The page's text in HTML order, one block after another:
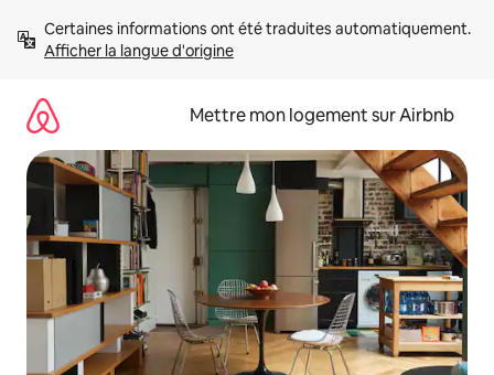
directement
Afficher la langue d'origine
Mettre mon logement sur Airbnb